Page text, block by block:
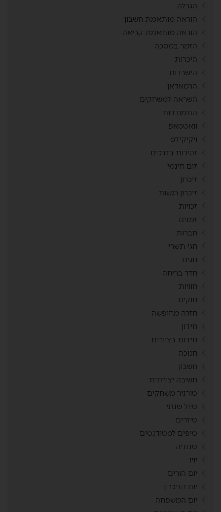
הגרלה
הוראה מותאמת חשבון
הוראה מותאמת קריאה
הזמר במסכה
היכרות
הישרדות
הרמאדאן
השראה למשחקים
התמודדות
וואטסאפ
ויקיקידס
זהירות בדרכים
זום חינמי
זיכרון
זיכרון רגשות
זכויות
זמנים
חברות
חגי תשרי
חגים
חדר בריחה
חוויות
חוקים
חזרה מחופשה
חידון
חידות בציורים
חנוכה
חשבון
חשיבה יצירתית
טורניר משחקים
טיול שנתי
טיזרים
טיפים לסטודנטים
טנזניה
יויו
יום הורים
יום הזיכרון
יום המשפחה